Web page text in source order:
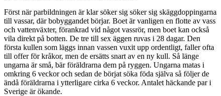
Först när parbildningen är klar söker sig söker sig skäggdoppingarna
till vassar, där bobyggandet börjar. Boet är vanligen en flotte av vass
och vattenväxter, förankrad vid något vassrör, men boet kan också
vila direkt på botten. De tre till sex äggen ruvas i 28 dagar. Den
första kullen som läggs innan vassen vuxit upp ordentligt, faller ofta
till offer för kråkor, men de ersätts snart av en ny kull. Så länge
ungarna är små, bär föräldrarna dem på ryggen. Ungarna matas i
omkring 6 veckor och sedan de börjat söka föda själva så följer de
ändå föräldrarna i ytterligare cirka 6 veckor. Antalet häckande par i
Sverige är ökande.